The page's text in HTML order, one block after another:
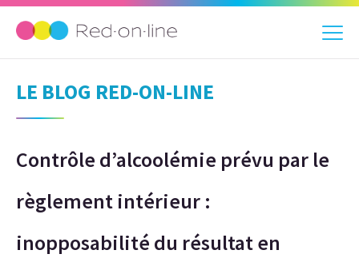
LE BLOG RED-ON-LINE
Contrôle d’alcoolémie prévu par le
règlement intérieur :
inopposabilité du résultat en